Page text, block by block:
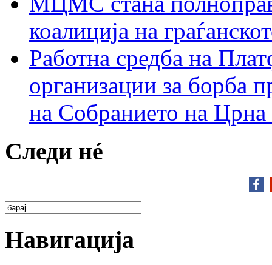
коалиција на
Работна средба на
организации за борба
на Собранието на Црна
Следи нé
Навигација